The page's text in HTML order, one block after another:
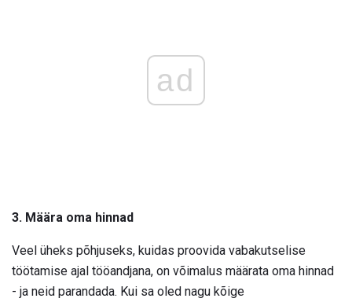
ad
3. Määra oma hinnad
Veel üheks põhjuseks, kuidas proovida vabakutselise
töötamise ajal tööandjana, on võimalus määrata oma hinnad
- ja neid parandada. Kui sa oled nagu kõige